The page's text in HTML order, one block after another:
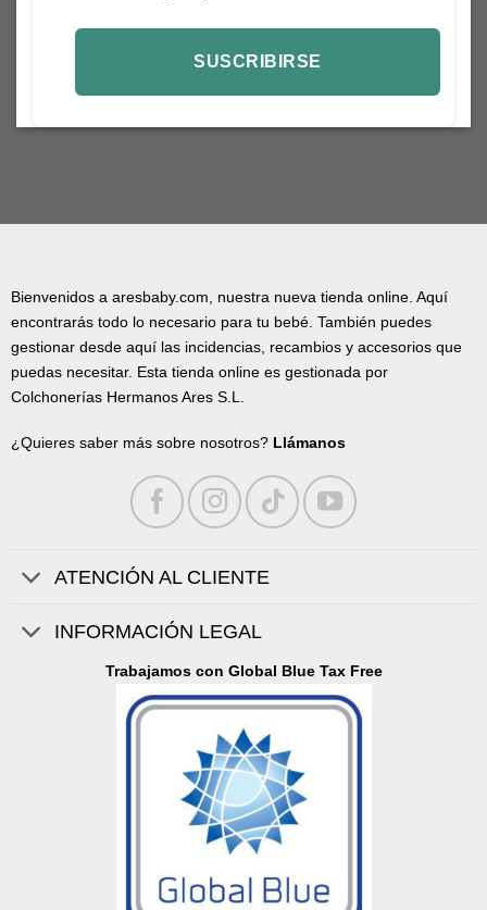
Bienvenidos a aresbaby.com, nuestra nueva tienda online. Aquí
encontrarás todo lo necesario para tu bebé. También puedes
gestionar desde aquí las incidencias, recambios y accesorios que
puedas necesitar. Esta tienda online es gestionada por
Colchonerías Hermanos Ares S.L.
¿Quieres saber más sobre nosotros? Llámanos
ATENCIÓN AL CLIENTE
INFORMACIÓN LEGAL
Trabajamos con Global Blue Tax Free